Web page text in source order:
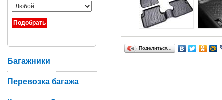
Поделиться…
Багажники
Перевозка багажа